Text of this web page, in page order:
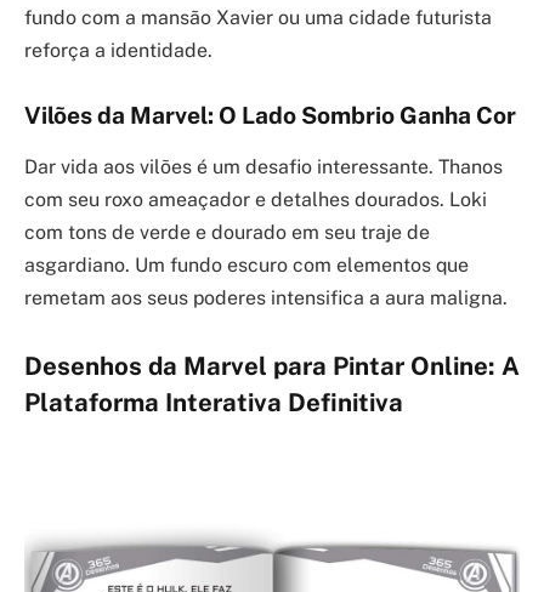
fundo com a mansão Xavier ou uma cidade futurista
reforça a identidade.
Vilões da Marvel: O Lado Sombrio Ganha Cor
Dar vida aos vilões é um desafio interessante. Thanos
com seu roxo ameaçador e detalhes dourados. Loki
com tons de verde e dourado em seu traje de
asgardiano. Um fundo escuro com elementos que
remetam aos seus poderes intensifica a aura maligna.
Desenhos da Marvel para Pintar Online: A
Plataforma Interativa Definitiva